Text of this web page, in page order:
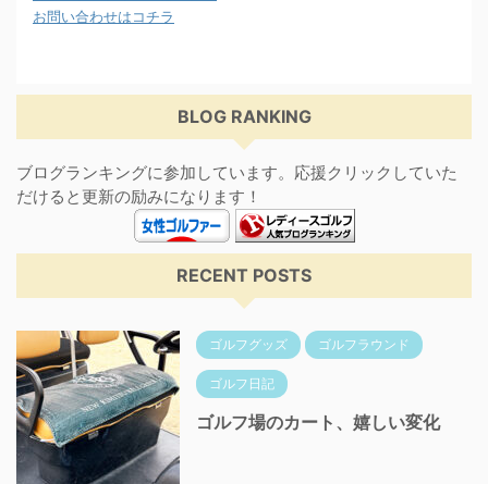
お問い合わせはコチラ
BLOG RANKING
ブログランキングに参加しています。応援クリックしていた
だけると更新の励みになります！
RECENT POSTS
ゴルフグッズ ゴルフラウンド
ゴルフ日記
ゴルフ場のカート、嬉しい変化